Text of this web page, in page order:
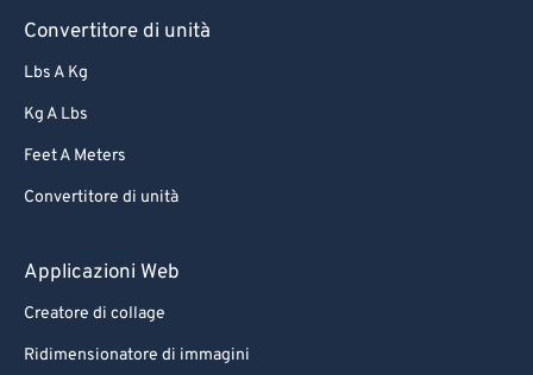
Convertitore di unità
Lbs A Kg
Kg A Lbs
Feet A Meters
Convertitore di unità
Applicazioni Web
Creatore di collage
Ridimensionatore di immagini